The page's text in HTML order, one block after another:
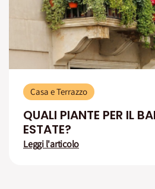
Casa e Terrazzo
QUALI PIANTE PER IL
ESTATE?
Leggi l'articolo